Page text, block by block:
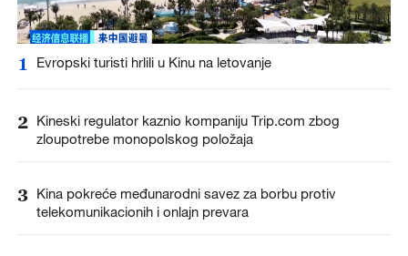
1 Evropski turisti hrlili u Kinu na letovanje
2 Kineski regulator kaznio kompaniju Trip.com zbog
zloupotrebe monopolskog položaja
3 Kina pokreće međunarodni savez za borbu protiv
telekomunikacionih i onlajn prevara